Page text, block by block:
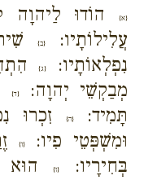
{א}
הוֹדוּ לַיהוָה
עֲלִילוֹתָיו:
{ב}
נִפְלְאוֹתָיו:
{ג}
מְבַקְשֵׁי יְהוָה:{ד}
תָּמִיד:{ה}
זִכְרוּ
וּמִשְׁפְּטֵי פִיו:{ו}
בְּחִירָיו:
{ז}הוּא